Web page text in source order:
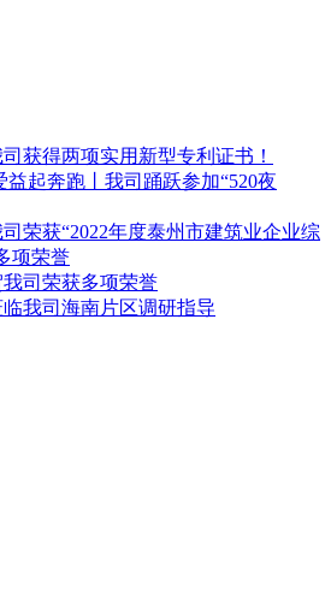
获得两项实用新型专利证书！
益起奔跑丨我司踊跃参加“520夜
荣获“2022年度泰州市建筑业企业综
项荣誉
我司荣获多项荣誉​
我司海南片区调研指导